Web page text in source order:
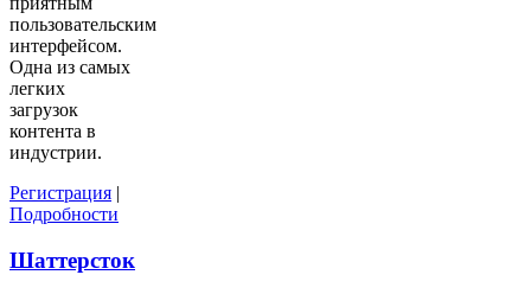
пользовательским
интерфейсом.
Одна из самых
легких
загрузок
контента в
индустрии.
Регистрация |
Подробности
Шаттерсток